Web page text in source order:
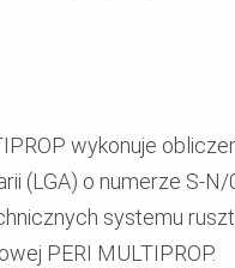
wykonuje
(LGA) o numerze S-
systemu
PERI MULTIPROP.